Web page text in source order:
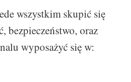
wszystkim skupić się
bezpieczeństwo, oraz
wyposażyć się w: